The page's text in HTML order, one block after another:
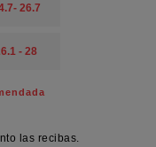
26.7
- 28
las recibas.